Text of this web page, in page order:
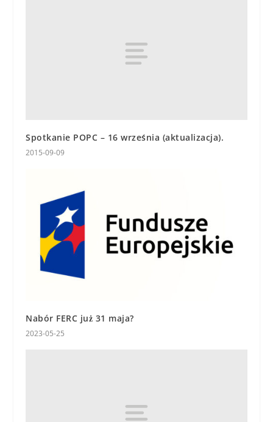
Spotkanie POPC – 16 września (aktualizacja).
2015-09-09
Nabór FERC już 31 maja?
2023-05-25